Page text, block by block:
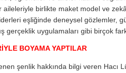
aileleriyle birlikte maket model ve
eşliğinde deneysel gözlemler,
gerçeklik uygulamaları gibi birçok
BOYAMA YAPTILAR
şenlik hakkında bilgi veren Hacı